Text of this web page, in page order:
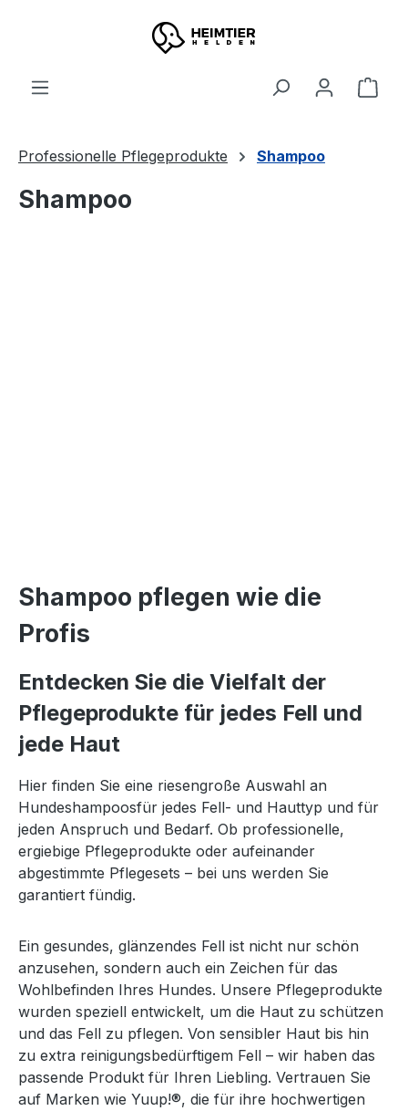
Zum Hauptinhalt springen
Professionelle Pflegeprodukte Shampoo
Shampoo
Shampoo pflegen wie die
Profis
Entdecken Sie die Vielfalt der
Pflegeprodukte für jedes Fell und
jede Haut
Hier finden Sie eine riesengroße Auswahl an
Hundeshampoosfür jedes Fell- und Hauttyp und für
jeden Anspruch und Bedarf. Ob professionelle,
ergiebige Pflegeprodukte oder aufeinander
abgestimmte Pflegesets – bei uns werden Sie
garantiert fündig.
Ein gesundes, glänzendes Fell ist nicht nur schön
anzusehen, sondern auch ein Zeichen für das
Wohlbefinden Ihres Hundes. Unsere Pflegeprodukte
wurden speziell entwickelt, um die Haut zu schützen
und das Fell zu pflegen. Von sensibler Haut bis hin
zu extra reinigungsbedürftigem Fell – wir haben das
passende Produkt für Ihren Liebling. Vertrauen Sie
auf Marken wie Yuup!®, die für ihre hochwertigen